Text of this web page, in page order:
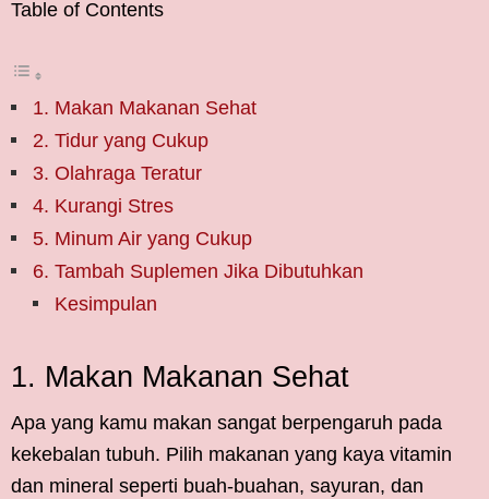
Table of Contents
1. Makan Makanan Sehat
2. Tidur yang Cukup
3. Olahraga Teratur
4. Kurangi Stres
5. Minum Air yang Cukup
6. Tambah Suplemen Jika Dibutuhkan
Kesimpulan
1. Makan Makanan Sehat
Apa yang kamu makan sangat berpengaruh pada
kekebalan tubuh. Pilih makanan yang kaya vitamin
dan mineral seperti buah-buahan, sayuran, dan